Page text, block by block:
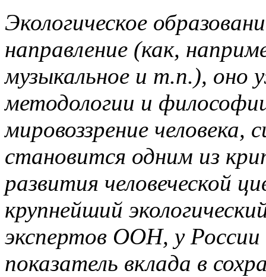
Экологическое
направление (как,
музыкальное и т.п.), оно
методологии и
мировоззрение человека,
становится одним из
развития человеческой
крупнейший
экспертов ООН, у
показатель вклада в